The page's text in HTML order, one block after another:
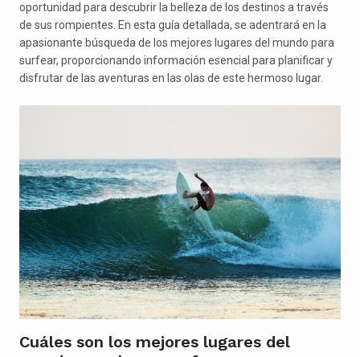
oportunidad para descubrir la belleza de los destinos a través
de sus rompientes. En esta guía detallada, se adentrará en la
apasionante búsqueda de los mejores lugares del mundo para
surfear, proporcionando información esencial para planificar y
disfrutar de las aventuras en las olas de este hermoso lugar.
Cuáles son los mejores lugares del